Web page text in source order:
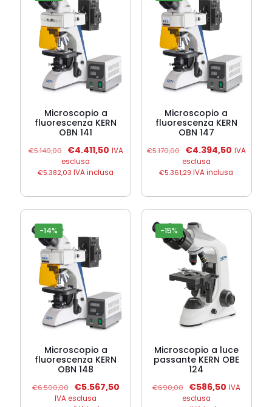
Microscopio a
fluorescenza KERN
OBN 141
€5.140,00
Il
prezzo
originale
€4.411,50Il
attuale
€4.411,50.
IVA
esclusa
€5.382,03 IVA inclusa
Microscopio a
fluorescenza KERN
OBN 147
€5.170,00
Il
prezzo
originale
€4.394,50Il
attuale
IVA
esclusa
€5.361,29 IVA inclusa
-14%
Microscopio a
fluorescenza KERN
OBN 148
€6.500,00
Il
prezzo
€5.567,50Il
IVA esclusa
-15%
Microscopio a luce
passante KERN OBE
124
€690,00
Il
prezzo
€586,50IlIVA
esclusa